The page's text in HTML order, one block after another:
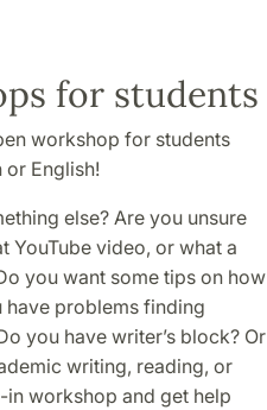
for students
workshop for students
English!
else? Are you unsure
YouTube video, or what a
you want some tips on how
have problems finding
you have writer’s block? Or
writing, reading, or
workshop and get help